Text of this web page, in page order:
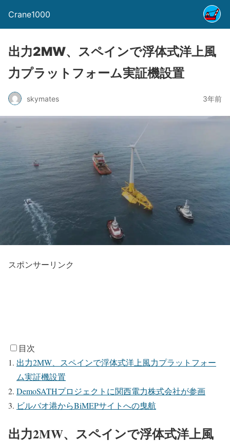
Crane1000
出力2MW、スペインで浮体式洋上風
力プラットフォーム実証機設置
skymates 3年前
スポンサーリンク
目次
出力2MW、スペインで浮体式洋上風力プラットフォー
ム実証機設置
DemoSATHプロジェクトに関西電力株式会社が参画
ビルバオ港からBiMEPサイトへの曳航
出力2MW、スペインで浮体式洋上風